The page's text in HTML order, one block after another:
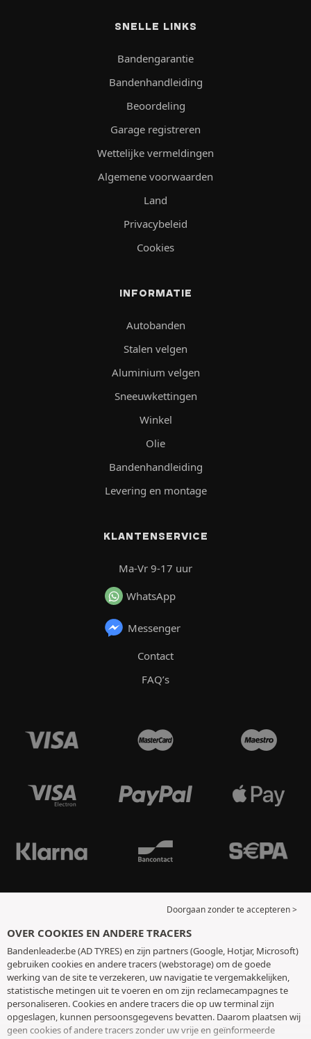
SNELLE LINKS
Bandengarantie
Bandenhandleiding
Beoordeling
Garage registreren
Wettelijke vermeldingen
Algemene voorwaarden
Land
Privacybeleid
Cookies
INFORMATIE
Autobanden
Stalen velgen
Aluminium velgen
Sneeuwkettingen
Winkel
Olie
Bandenhandleiding
Levering en montage
KLANTENSERVICE
Ma-Vr 9-17 uur
WhatsApp
Messenger
Contact
FAQ’s
Doorgaan zonder te accepteren >
OVER COOKIES EN ANDERE TRACERS
Bandenleader.be (AD TYRES) en zijn partners (Google, Hotjar, Microsoft)
gebruiken cookies en andere tracers (webstorage) om de goede
werking van de site te verzekeren, uw navigatie te vergemakkelijken,
statistische metingen uit te voeren en om zijn reclamecampagnes te
personaliseren. Cookies en andere tracers die op uw terminal zijn
opgeslagen, kunnen persoonsgegevens bevatten. Daarom plaatsen wij
geen cookies of andere tracers zonder uw vrije en geïnformeerde